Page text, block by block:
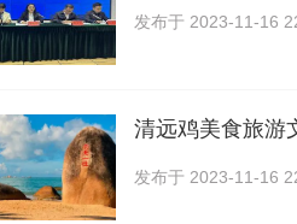
发布于 2023-11-16
清远鸡美食旅游
发布于 2023-11-16